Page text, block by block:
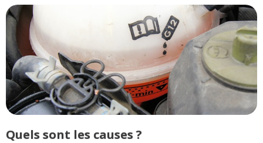
Quels sont les causes ?